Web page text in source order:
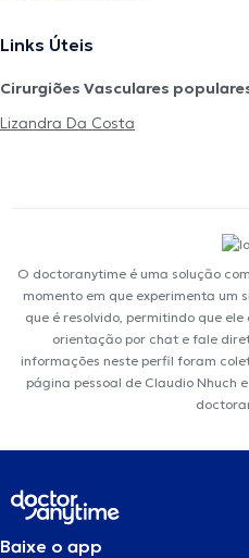
Links Úteis
Cirurgiões Vasculares
Lizandra Da Costa
O doctoranytime é uma solução
momento em que experimenta um
que é resolvido, permitindo que
orientação por chat e fale
informações neste perfil foram
página pessoal de Claudio Nhuch
Baixe o app